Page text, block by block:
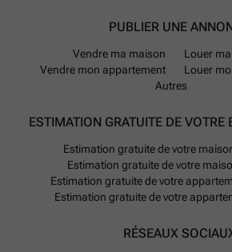
PUBLIER UNE
Vendre ma maison
Louer
Vendre mon appartement
Louer
Autres
ESTIMATION GRATUITE DE VOTRE
Estimation gratuite de votre
Estimation gratuite de votre
Estimation gratuite de votre
Estimation gratuite de votre
RÉSEAUX